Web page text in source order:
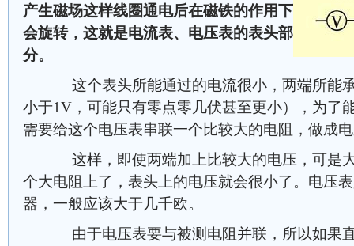
产生磁场这样线圈通电后在磁铁的作用下
会旋转，这就是电流表、电压表的表头部
分。
这个表头所能通过的电流很小，两端所能承
小于1V，可能只有零点零几伏甚至更小），为了
需要给这个电压表串联一个比较大的电阻，做成
这样，即使两端加上比较大的电压，可是大
个大电阻上了，表头上的电压就会很小了。电压
器，一般应该大于几千欧。
由于电压表要与被测电阻并联，所以如果直